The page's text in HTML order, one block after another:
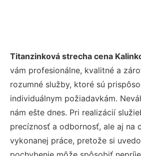
Titanzinková strecha cena
vám profesionálne, kvalitné a
rozumné služby, ktoré sú
individuálnym požiadavkám.
nám ešte dnes. Pri realizácií
precíznosť a odbornosť, ale aj na
vykonanej práce, pretože si